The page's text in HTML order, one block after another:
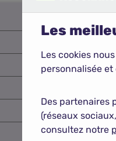
Les
Les cookies
personnalisée
Des partenaires
(réseaux
consultez notre